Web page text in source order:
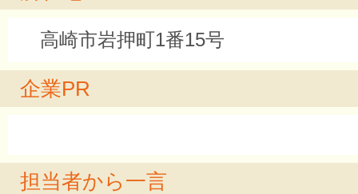
高崎市岩押町1番15号
企業PR
担当者から一言